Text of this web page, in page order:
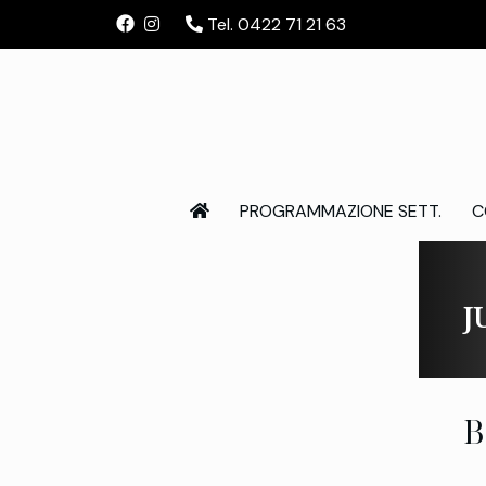
Tel. 0422 71 21 63
PROGRAMMAZIONE SETT.